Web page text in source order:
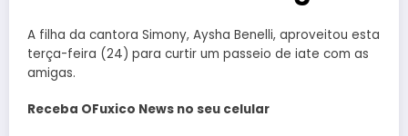
A filha da cantora Simony, Aysha Benelli, aproveitou esta
terça-feira (24) para curtir um passeio de iate com as
amigas.
Receba OFuxico News no seu celular